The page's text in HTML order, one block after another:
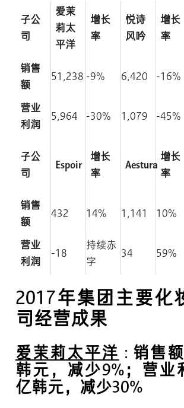
子公
司
爱茉
莉太
平洋
增长
率
悦诗
风吟
增长
率
销售
额
51,238 -9% 6,420 -16%
营业
利润
5,964 -30% 1,079 -45%
子公
司
Espoir
增长
率
Aestura
增长
率
销售
额
432 14% 1,141 10%
营业
利润
-18
持续赤
字
34 59%
2017年集团主要化
司经营成果
爱茉莉太平洋 : 销售
韩元，减少9%；营业
亿韩元，减少30%